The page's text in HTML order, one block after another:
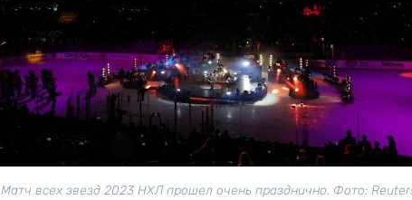
Матч всех звезд 2023 НХЛ прошел очень празднично. Фото: